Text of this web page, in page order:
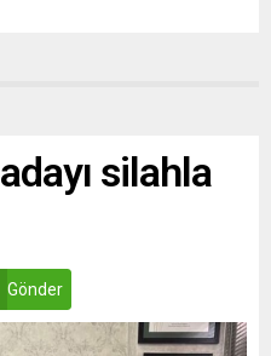
silahla
Gönder